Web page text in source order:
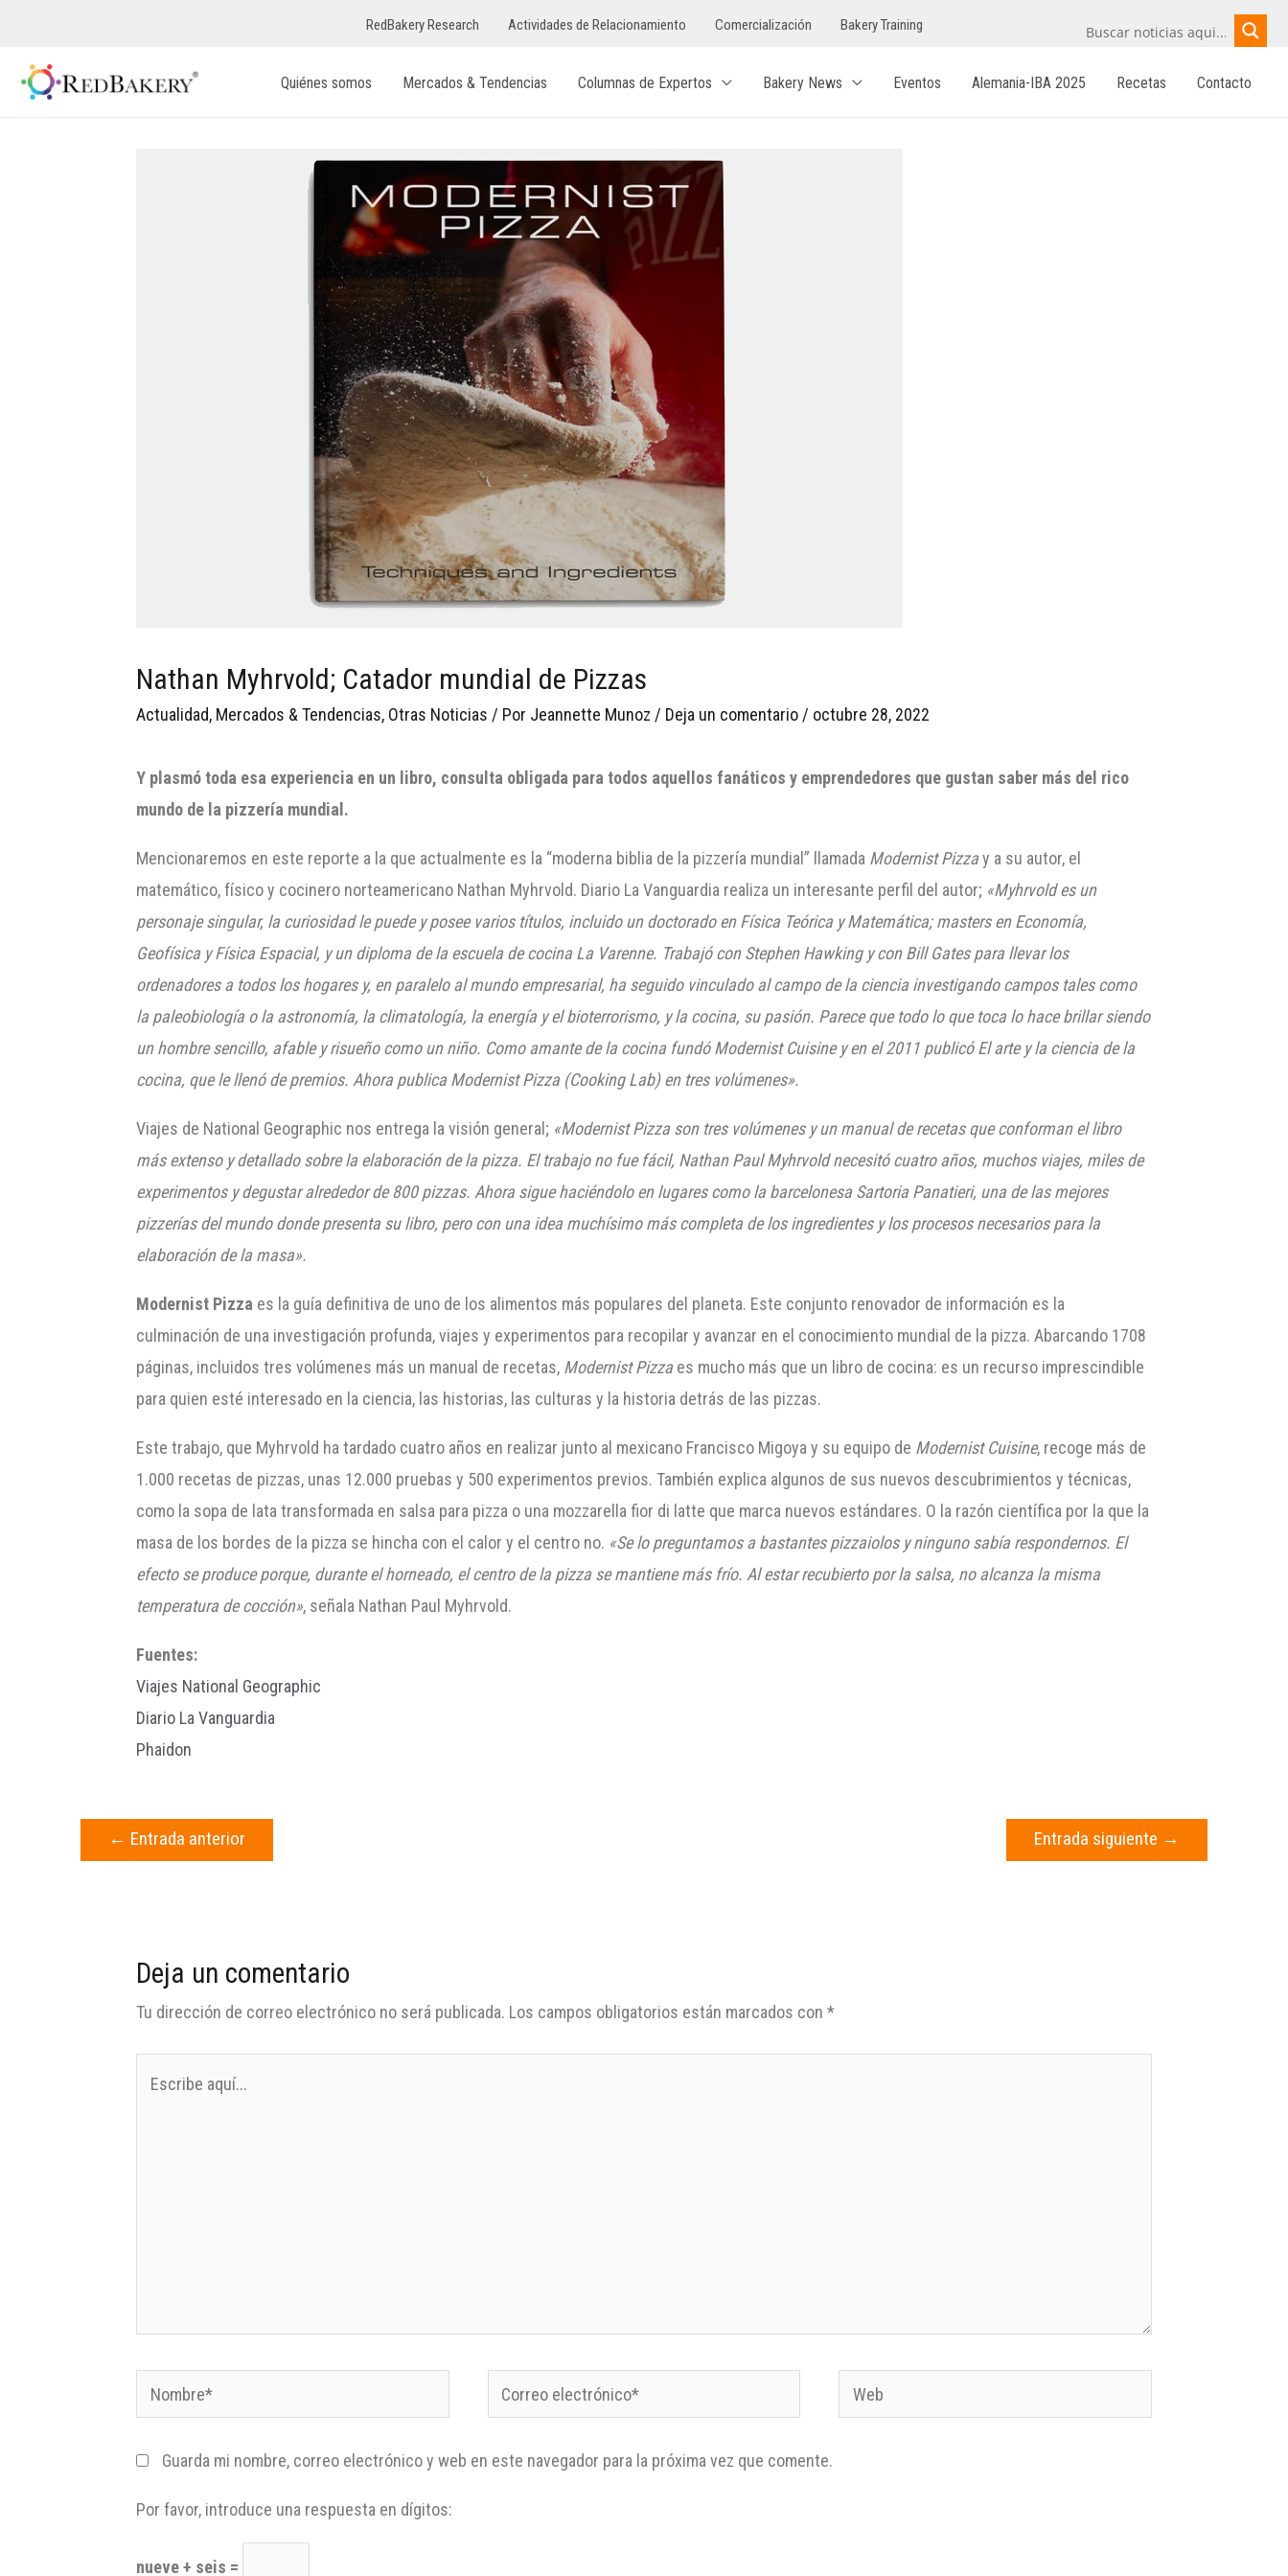
RedBakery Research Actividades de Relacionamiento Comercialización Bakery Training
Quiénes somos Mercados & Tendencias Columnas de Expertos Bakery News Eventos Alemania-IBA 2025 Recetas Contacto
Nathan Myhrvold; Catador mundial de Pizzas
Actualidad, Mercados & Tendencias, Otras Noticias / Por Jeannette Munoz / Deja un comentario / octubre 28, 2022
Y plasmó toda esa experiencia en un libro, consulta obligada para todos aquellos fanáticos y emprendedores que gustan saber más del rico
mundo de la pizzería mundial.
Mencionaremos en este reporte a la que actualmente es la “moderna biblia de la pizzería mundial” llamada Modernist Pizzay a su autor, el
matemático, físico y cocinero norteamericano Nathan Myhrvold. Diario La Vanguardia realiza un interesante perfil del autor; «Myhrvold es un
personaje singular, la curiosidad le puede y posee varios títulos, incluido un doctorado en Física Teórica y Matemática; masters en Economía,
Geofísica y Física Espacial, y un diploma de la escuela de cocina La Varenne. Trabajó con Stephen Hawking y con Bill Gates para llevar los
ordenadores a todos los hogares y, en paralelo al mundo empresarial, ha seguido vinculado al campo de la ciencia investigando campos tales como
la paleobiología o la astronomía, la climatología, la energía y el bioterrorismo, y la cocina, su pasión. Parece que todo lo que toca lo hace brillar siendo
un hombre sencillo, afable y risueño como un niño. Como amante de la cocina fundó Modernist Cuisine y en el 2011 publicó El arte y la ciencia de la
cocina, que le llenó de premios. Ahora publica Modernist Pizza (Cooking Lab) en tres volúmenes».
Viajes de National Geographic nos entrega la visión general; «Modernist Pizza son tres volúmenes y un manual de recetas que conforman el libro
más extenso y detallado sobre la elaboración de la pizza. El trabajo no fue fácil, Nathan Paul Myhrvold necesitó cuatro años, muchos viajes, miles de
experimentos y degustar alrededor de 800 pizzas. Ahora sigue haciéndolo en lugares como la barcelonesa Sartoria Panatieri, una de las mejores
pizzerías del mundo donde presenta su libro, pero con una idea muchísimo más completa de los ingredientes y los procesos necesarios para la
elaboración de la masa».
Modernist Pizza es la guía definitiva de uno de los alimentos más populares del planeta. Este conjunto renovador de información es la
culminación de una investigación profunda, viajes y experimentos para recopilar y avanzar en el conocimiento mundial de la pizza. Abarcando 1708
páginas, incluidos tres volúmenes más un manual de recetas, Modernist Pizza es mucho más que un libro de cocina: es un recurso imprescindible
para quien esté interesado en la ciencia, las historias, las culturas y la historia detrás de las pizzas.
Este trabajo, que Myhrvold ha tardado cuatro años en realizar junto al mexicano Francisco Migoya y su equipo de Modernist Cuisine, recoge más de
1.000 recetas de pizzas, unas 12.000 pruebas y 500 experimentos previos. También explica algunos de sus nuevos descubrimientos y técnicas,
como la sopa de lata transformada en salsa para pizza o una mozzarella fior di latte que marca nuevos estándares. O la razón científica por la que la
masa de los bordes de la pizza se hincha con el calor y el centro no. «Se lo preguntamos a bastantes pizzaiolos y ninguno sabía respondernos. El
efecto se produce porque, durante el horneado, el centro de la pizza se mantiene más frío. Al estar recubierto por la salsa, no alcanza la misma
temperatura de cocción», señala Nathan Paul Myhrvold.
Fuentes:
Viajes National Geographic
Diario La Vanguardia
Phaidon
← Entrada anterior Entrada siguiente →
Deja un comentario
Tu dirección de correo electrónico no será publicada. Los campos obligatorios están marcados con*
Guarda mi nombre, correo electrónico y web en este navegador para la próxima vez que comente.
Por favor, introduce una respuesta en dígitos:
nueve + seis =